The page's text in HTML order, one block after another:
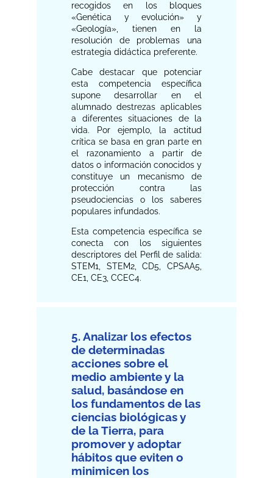
recogidos en los bloques
«Genética y evolución» y
«Geología», tienen en la
resolución de problemas una
estrategia didáctica preferente.
Cabe destacar que potenciar
esta competencia específica
supone desarrollar en el
alumnado destrezas aplicables
a diferentes situaciones de la
vida. Por ejemplo, la actitud
crítica se basa en gran parte en
el razonamiento a partir de
datos o información conocidos y
constituye un mecanismo de
protección contra las
pseudociencias o los saberes
populares infundados.
Esta competencia específica se
conecta con los siguientes
descriptores del Perfil de salida:
STEM1, STEM2, CD5, CPSAA5,
CE1, CE3, CCEC4.
5. Analizar los efectos
de determinadas
acciones sobre el
medio ambiente y la
salud, basándose en
los fundamentos de las
ciencias biológicas y
de la Tierra, para
promover y adoptar
hábitos que eviten o
minimicen los